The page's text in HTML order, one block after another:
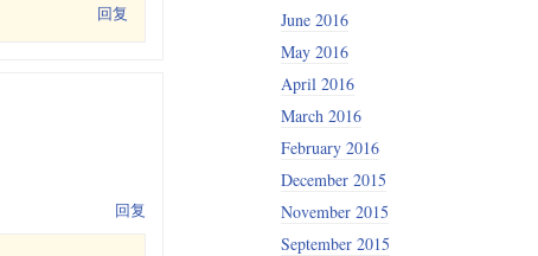
回复
回复
June 2016
May 2016
April 2016
March 2016
February 2016
December 2015
November 2015
September 2015